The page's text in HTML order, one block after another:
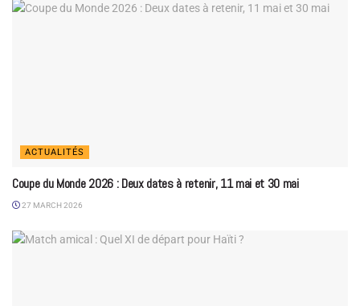
ACTUALITÉS
Coupe du Monde 2026 : Deux dates à retenir, 11 mai et 30 mai
27 MARCH 2026